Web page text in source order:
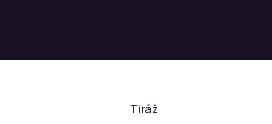
Tiráž